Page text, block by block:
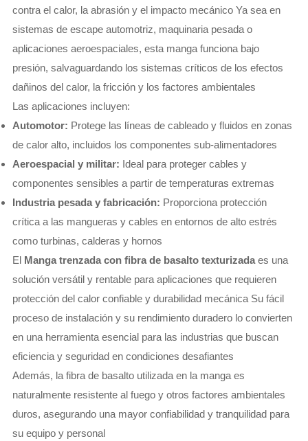
contra el calor, la abrasión y el impacto mecánico Ya sea en
sistemas de escape automotriz, maquinaria pesada o
aplicaciones aeroespaciales, esta manga funciona bajo
presión, salvaguardando los sistemas críticos de los efectos
dañinos del calor, la fricción y los factores ambientales
Las aplicaciones incluyen:
Automotor: Protege las líneas de cableado y fluidos en zonas
de calor alto, incluidos los componentes sub-alimentadores
Aeroespacial y militar: Ideal para proteger cables y
componentes sensibles a partir de temperaturas extremas
Industria pesada y fabricación: Proporciona protección
crítica a las mangueras y cables en entornos de alto estrés
como turbinas, calderas y hornos
El Manga trenzada con fibra de basalto texturizadaes una
solución versátil y rentable para aplicaciones que requieren
protección del calor confiable y durabilidad mecánica Su fácil
proceso de instalación y su rendimiento duradero lo convierten
en una herramienta esencial para las industrias que buscan
eficiencia y seguridad en condiciones desafiantes
Además, la fibra de basalto utilizada en la manga es
naturalmente resistente al fuego y otros factores ambientales
duros, asegurando una mayor confiabilidad y tranquilidad para
su equipo y personal